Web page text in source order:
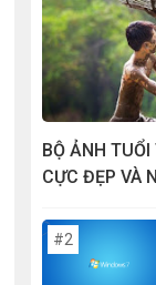
BỘ ẢNH
CỰC ĐẸP VÀ